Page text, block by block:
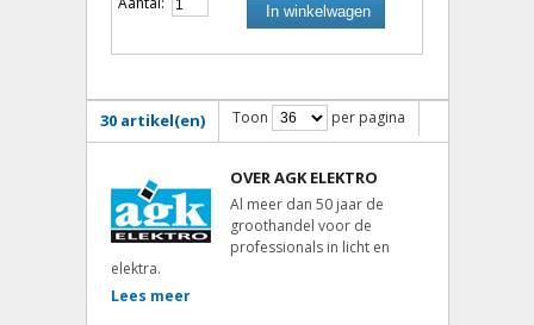
In winkelwagen
30 artikel(en) Toon per pagina
OVER AGK ELEKTRO
Al meer dan 50 jaar de
groothandel voor de
professionals in licht en
elektra.
Lees meer